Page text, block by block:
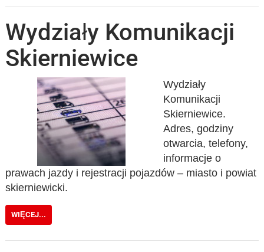
Wydziały Komunikacji
Skierniewice
Wydziały
Komunikacji
Skierniewice.
Adres, godziny
otwarcia, telefony,
informacje o
prawach jazdy i rejestracji pojazdów – miasto i powiat
skierniewicki.
WIĘCEJ...